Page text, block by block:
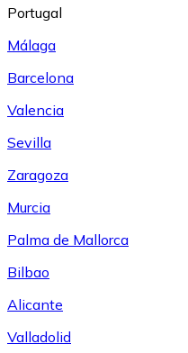
Portugal
Málaga
Barcelona
Valencia
Sevilla
Zaragoza
Murcia
Palma de Mallorca
Bilbao
Alicante
Valladolid